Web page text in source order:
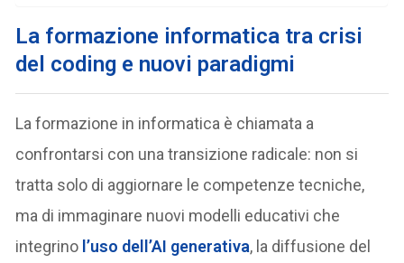
La formazione informatica tra crisi
del coding e nuovi paradigmi
La formazione in informatica è chiamata a
confrontarsi con una transizione radicale: non si
tratta solo di aggiornare le competenze tecniche,
ma di immaginare nuovi modelli educativi che
integrino l’uso dell’AI generativa, la diffusione del